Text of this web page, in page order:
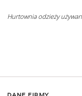
Hurtownia odzieży